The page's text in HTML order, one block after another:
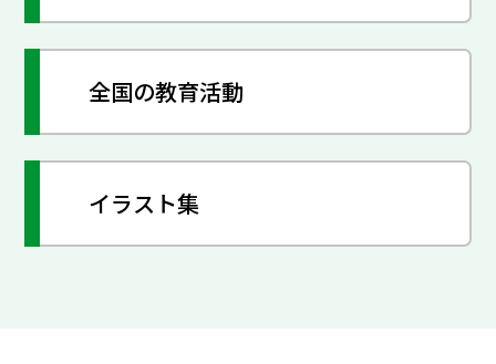
全国の教育活動
イラスト集